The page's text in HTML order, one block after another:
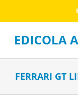
al
contenuto
FERRARI GT